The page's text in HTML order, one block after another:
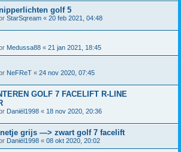
golf 5
StarSqream « 20 feb 2021, 04:48
Medussa88 « 21 jan 2021, 18:45
NeFReT « 24 nov 2020, 07:45
GOLF 7 FACELIFT R-LINE
Daniël1998 « 18 nov 2020, 20:36
grijs —> zwart golf 7 facelift
Daniël1998 « 08 okt 2020, 20:02